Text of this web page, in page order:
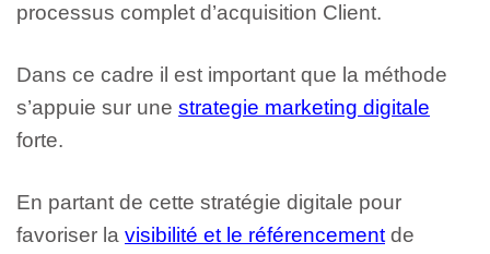
processus complet d’acquisition Client.
Dans ce cadre il est important que la méthode
s’appuie sur une strategie marketing digitale
forte.
En partant de cette stratégie digitale pour
favoriser la visibilité et le référencement de